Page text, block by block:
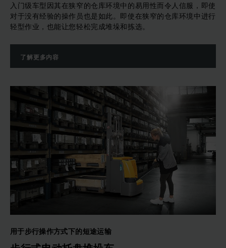
入门级车型因其在狭窄的仓库环境中的易用性而令人信服，即使
对于没有经验的操作员也是如此。即使在狭窄的仓库环境中进行
轻型作业，也能让您轻松完成堆垛和拣选。
了解更多内容
用于步行操作方式下的短途运输